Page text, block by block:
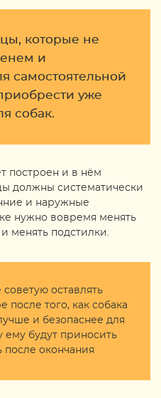
которые не
и
самостоятельной
уже
собак.
построен и в нём
должны систематически
и наружные
нужно вовремя менять
менять подстилки.
оставлять
после того, как собака
и безопаснее для
ему будут приносить
после окончания